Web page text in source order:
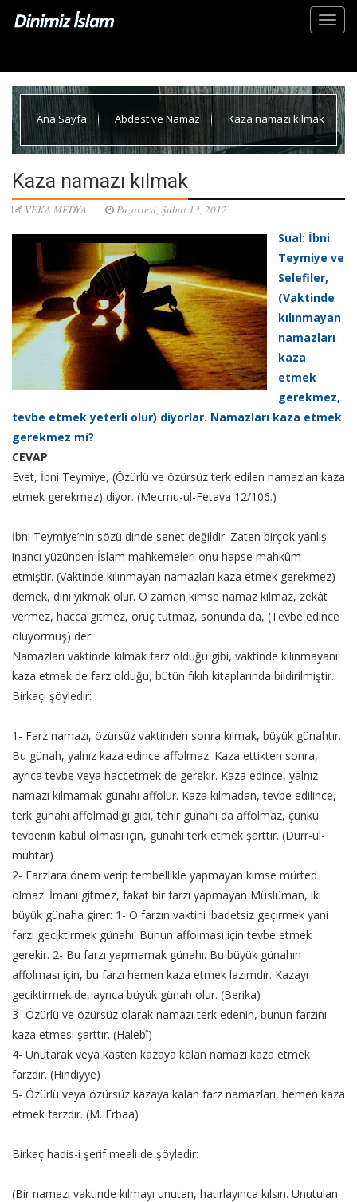
Ana Sayfa Abdest ve Namaz Kaza namazı kılmak
Kaza namazı kılmak
VEKA MEDYA Pazartesi, Şubat 13, 2012
Sual: İbni
Teymiye ve
Selefiler,
(Vaktinde
kılınmayan
namazları
kaza
etmek
gerekmez,
tevbe etmek yeterli olur) diyorlar. Namazları kaza etmek
gerekmez mi?
CEVAP
Evet, İbni Teymiye, (Özürlü ve özürsüz terk edilen namazları kaza
etmek gerekmez) diyor. (Mecmu-ul-Fetava 12/106.)
İbni Teymiye’nin sözü dinde senet değildir. Zaten birçok yanlış
inancı yüzünden İslam mahkemeleri onu hapse mahkûm
etmiştir. (Vaktinde kılınmayan namazları kaza etmek gerekmez)
demek, dini yıkmak olur. O zaman kimse namaz kılmaz, zekât
vermez, hacca gitmez, oruç tutmaz, sonunda da, (Tevbe edince
oluyormuş) der.
Namazları vaktinde kılmak farz olduğu gibi, vaktinde kılınmayanı
kaza etmek de farz olduğu, bütün fıkıh kitaplarında bildirilmiştir.
Birkaçı şöyledir:
1- Farz namazı, özürsüz vaktinden sonra kılmak, büyük günahtır.
Bu günah, yalnız kaza edince affolmaz. Kaza ettikten sonra,
ayrıca tevbe veya haccetmek de gerekir. Kaza edince, yalnız
namazı kılmamak günahı affolur. Kaza kılmadan, tevbe edilince,
terk günahı affolmadığı gibi, tehir günahı da affolmaz, çünkü
tevbenin kabul olması için, günahı terk etmek şarttır. (Dürr-ül-
muhtar)
2- Farzlara önem verip tembellikle yapmayan kimse mürted
olmaz. İmanı gitmez, fakat bir farzı yapmayan Müslüman, iki
büyük günaha girer: 1- O farzın vaktini ibadetsiz geçirmek yani
farzı geciktirmek günahı. Bunun affolması için tevbe etmek
gerekir. 2- Bu farzı yapmamak günahı. Bu büyük günahın
affolması için, bu farzı hemen kaza etmek lazımdır. Kazayı
geciktirmek de, ayrıca büyük günah olur. (Berika)
3- Özürlü ve özürsüz olarak namazı terk edenin, bunun farzını
kaza etmesi şarttır. (Halebî)
4- Unutarak veya kasten kazaya kalan namazı kaza etmek
farzdır. (Hindiyye)
5- Özürlü veya özürsüz kazaya kalan farz namazları, hemen kaza
etmek farzdır. (M. Erbaa)
Birkaç hadis-i şerif meali de şöyledir:
(Bir namazı vaktinde kılmayı unutan, hatırlayınca kılsın. Unutulan